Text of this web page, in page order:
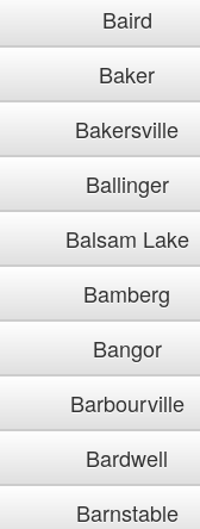
Baird
Baker
Bakersville
Ballinger
Balsam Lake
Bamberg
Bangor
Barbourville
Bardwell
Barnstable